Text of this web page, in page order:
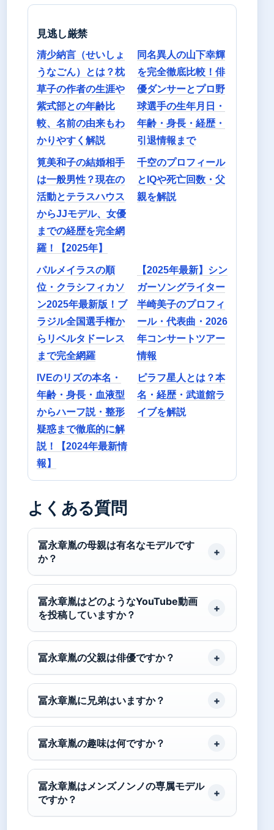
見逃し厳禁
清少納言（せいしょ
うなごん）とは？枕
草子の作者の生涯や
紫式部との年齢比
較、名前の由来もわ
かりやすく解説
同名異人の山下幸輝
を完全徹底比較！俳
優ダンサーとプロ野
球選手の生年月日・
年齢・身長・経歴・
引退情報まで
筧美和子の結婚相手
は一般男性？現在の
活動とテラスハウス
からJJモデル、女優
までの経歴を完全網
羅！【2025年】
千空のプロフィール
とIQや死亡回数・父
親を解説
パルメイラスの順
位・クラシフィカソ
ン2025年最新版！ブ
ラジル全国選手権か
らリベルタドーレス
まで完全網羅
【2025年最新】シン
ガーソングライター
半崎美子のプロフィ
ール・代表曲・2026
年コンサートツアー
情報
IVEのリズの本名・
年齢・身長・血液型
からハーフ説・整形
疑惑まで徹底的に解
説！【2024年最新情
報】
ピラフ星人とは？本
名・経歴・武道館ラ
イブを解説
よくある質問
冨永章胤の母親は有名なモデルです
か？
冨永章胤はどのようなYouTube動画
を投稿していますか？
冨永章胤の父親は俳優ですか？
冨永章胤に兄弟はいますか？
冨永章胤の趣味は何ですか？
冨永章胤はメンズノンノの専属モデル
ですか？